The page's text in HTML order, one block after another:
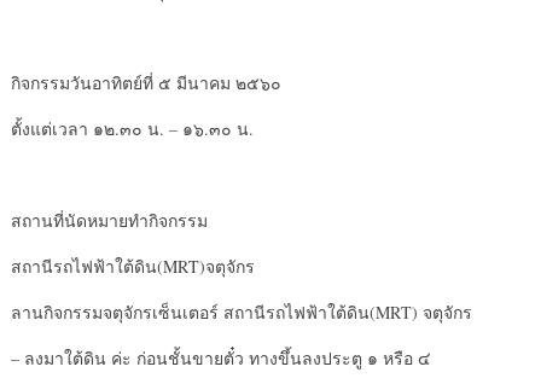
กิจกรรมวันอาทิตย์ที่ ๕ มีนาคม ๒๕๖๐
ตั้งแต่เวลา ๑๒.๓๐ น. – ๑๖.๓๐ น.
สถานที่นัดหมายทำกิจกรรม
สถานีรถไฟฟ้าใต้ดิน(MRT)จตุจักร
ลานกิจกรรมจตุจักรเซ็นเตอร์ สถานีรถไฟฟ้าใต้ดิน(MRT) จตุจักร
– ลงมาใต้ดิน ค่ะ ก่อนชั้นขายตั๋ว ทางขึ้นลงประตู ๑ หรือ ๔